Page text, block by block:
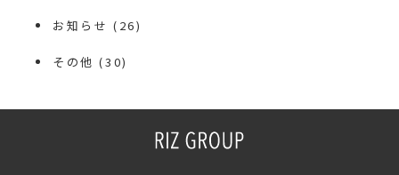
お知らせ (26)
その他 (30)